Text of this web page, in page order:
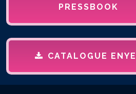
PRESSBOOK
CATALOGUE